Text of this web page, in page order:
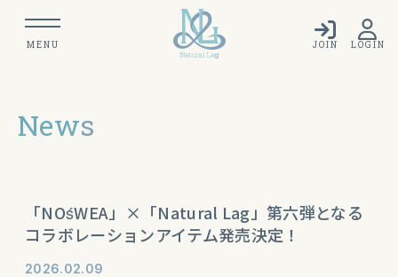
MENU JOIN LOGIN
News
「NOśWEA」×「Natural Lag」第六弾となる
コラボレーションアイテム発売決定！
2026 02 09